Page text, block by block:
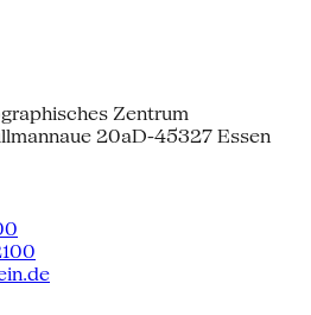
Zentrum
20aD-45327 Essen